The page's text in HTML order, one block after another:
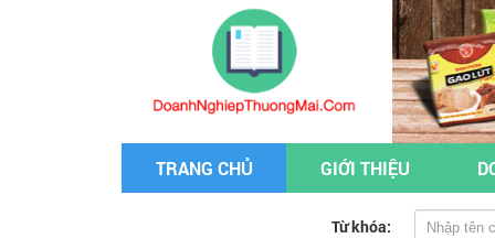
TRANG CHỦ GIỚI THIỆU
Từ khóa: